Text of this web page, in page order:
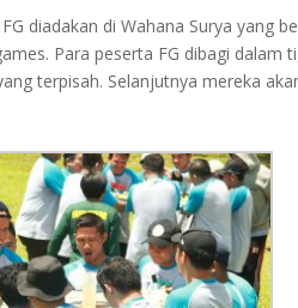
diadakan di Wahana Surya yang
Para peserta FG dibagi
terpisah. Selanjutnya mereka